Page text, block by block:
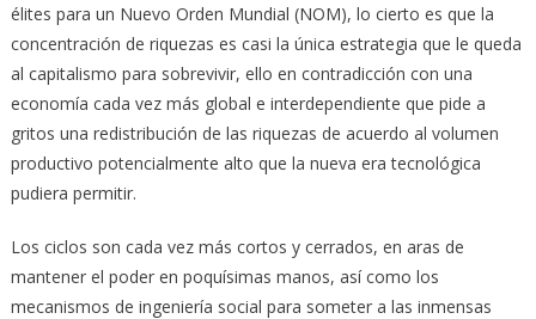
élites para un Nuevo Orden Mundial (NOM), lo cierto es que la
concentración de riquezas es casi la única estrategia que le queda
al capitalismo para sobrevivir, ello en contradicción con una
economía cada vez más global e interdependiente que pide a
gritos una redistribución de las riquezas de acuerdo al volumen
productivo potencialmente alto que la nueva era tecnológica
pudiera permitir.
Los ciclos son cada vez más cortos y cerrados, en aras de
mantener el poder en poquísimas manos, así como los
mecanismos de ingeniería social para someter a las inmensas